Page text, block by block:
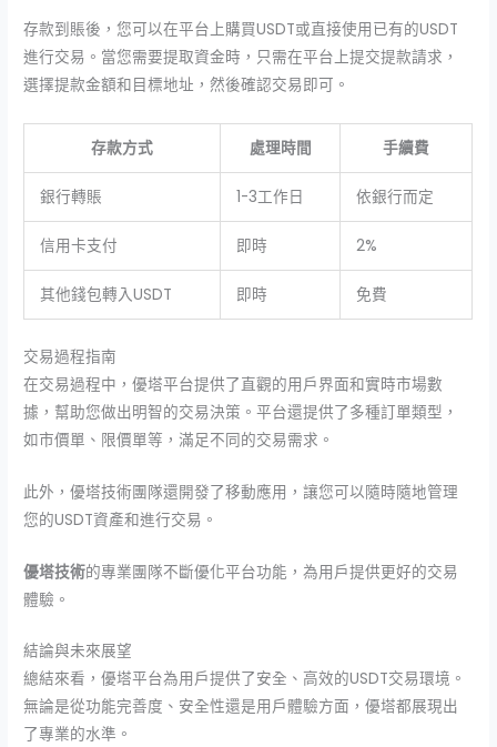
存款到賬後，您可以在平台上購買USDT或直接使用已有的USDT
進行交易。當您需要提取資金時，只需在平台上提交提款請求，
選擇提款金額和目標地址，然後確認交易即可。
存款方式 處理時間 手續費
銀行轉賬 1-3工作日 依銀行而定
信用卡支付 即時 2%
其他錢包轉入USDT 即時 免費
交易過程指南
在交易過程中，優塔平台提供了直觀的用戶界面和實時市場數
據，幫助您做出明智的交易決策。平台還提供了多種訂單類型，
如市價單、限價單等，滿足不同的交易需求。
此外，優塔技術團隊還開發了移動應用，讓您可以隨時隨地管理
您的USDT資產和進行交易。
優塔技術的專業團隊不斷優化平台功能，為用戶提供更好的交易
體驗。
結論與未來展望
總結來看，優塔平台為用戶提供了安全、高效的USDT交易環境。
無論是從功能完善度、安全性還是用戶體驗方面，優塔都展現出
了專業的水準。